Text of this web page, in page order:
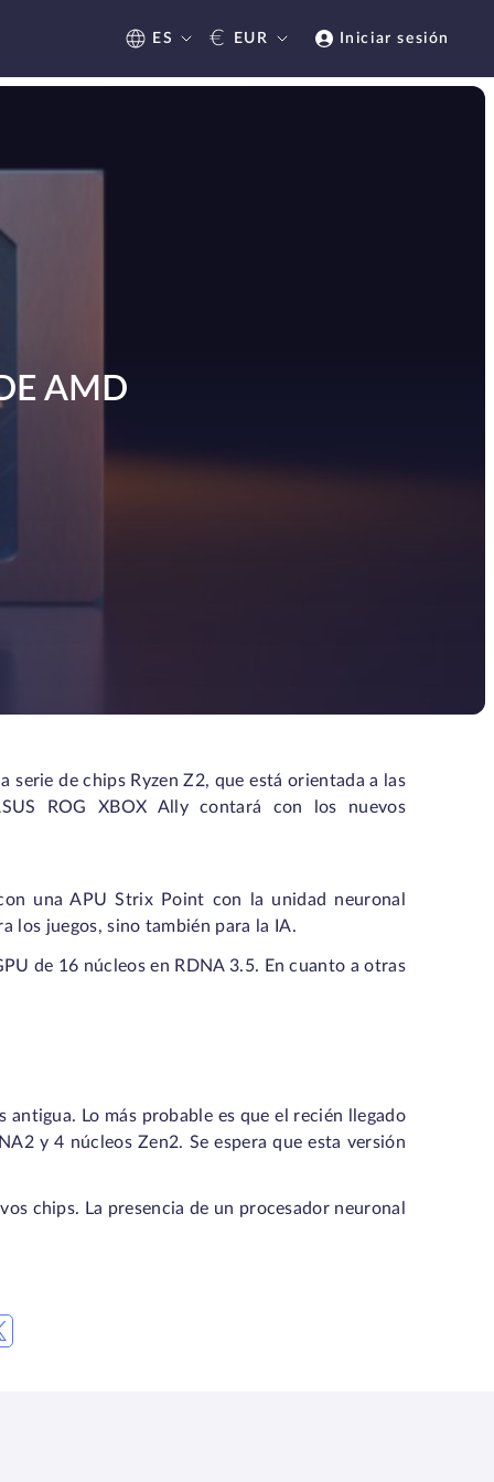
ES € EUR Iniciar sesión
AMD
de chips Ryzen Z2, que está orientada a las
ROG XBOX Ally contará con los nuevos
una APU Strix Point con la unidad neuronal
los juegos, sino también para la IA.
de 16 núcleos en RDNA 3.5. En cuanto a otras
antigua. Lo más probable es que el recién llegado
y 4 núcleos Zen2. Se espera que esta versión
chips. La presencia de un procesador neuronal